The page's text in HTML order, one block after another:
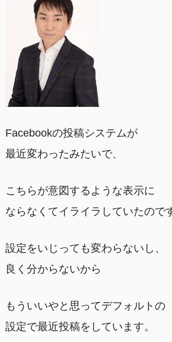
Facebookの投稿システムが
最近変わったみたいで、
こちらが意図するような表示に
ならなくてイライラしていたので
設定をいじっても変わらないし、
良く分からないから
もういいやと思ってデフォルトの
設定で最近投稿をしています。